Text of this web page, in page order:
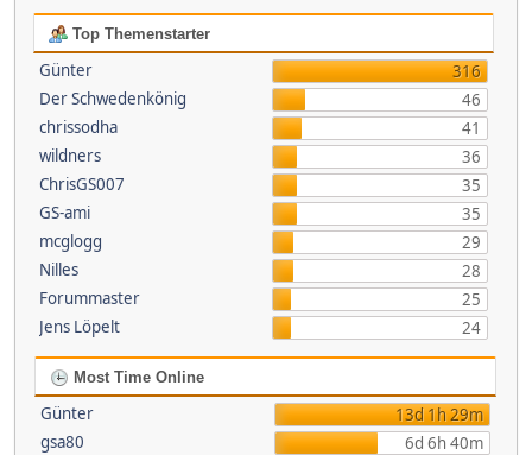
Top Themenstarter
Günter
316
Der Schwedenkönig
46
chrissodha
41
wildners
36
ChrisGS007
35
GS-ami
35
mcglogg
29
Nilles
28
Forummaster
25
Jens Löpelt
24
Most Time Online
Günter
13d 1h 29m
gsa80
6d 6h 40m